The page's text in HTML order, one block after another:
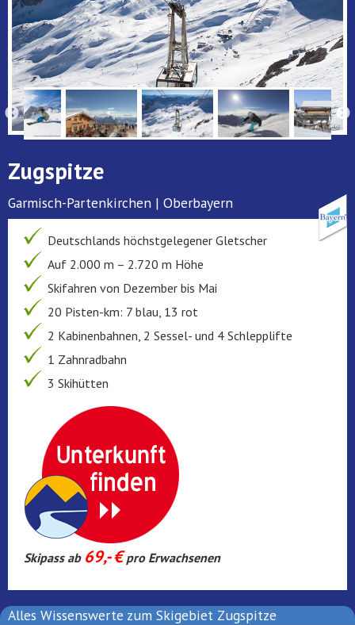
Zugspitze
Garmisch-Partenkirchen | Oberbayern
Deutschlands höchstgelegener Gletscher
Auf 2.000 m – 2.720 m Höhe
Skifahren von Dezember bis Mai
20 Pisten-km: 7 blau, 13 rot
2 Kabinenbahnen, 2 Sessel- und 4 Schlepplifte
1 Zahnradbahn
3 Skihütten
Skipass ab 69,- €pro Erwachsenen
Alles Wissenswerte zum Skigebiet Zugspitze